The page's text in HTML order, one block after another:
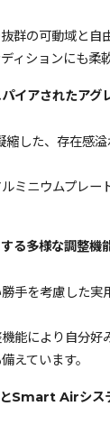
群の可動域と
ィションにも柔
イアされたア
した、存在感溢
ミニウムプレ
る多様な調整機
手を考慮した実
能により自分
えています。
Smart Airシス